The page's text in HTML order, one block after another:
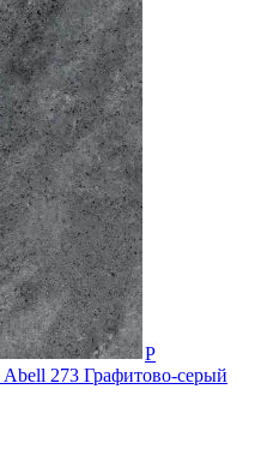
273 Графитово-серый